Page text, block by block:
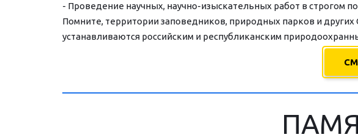
- Проведение научных, научно-изыскательных работ в строгом
Помните, территории заповедников, природных парков и
устанавливаются российским и республиканским